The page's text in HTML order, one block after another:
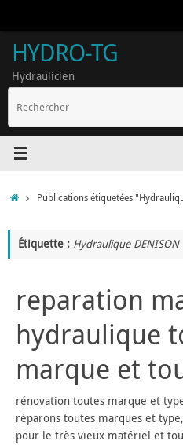
contenu
HYDRO-TG
Hydraulicien
AccueilPublications étiquetées
Étiquette : Hydraulique DENISON
reparation
hydraulique
marque et
rénovation toutes marque et
réparons toutes marques et
pour le très vieux matériel et